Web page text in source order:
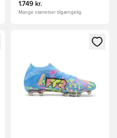
1.749 kr.
Mange størrelser tilgængelig
ind eller tilmelde dig som
Åbner en Modal til at logge